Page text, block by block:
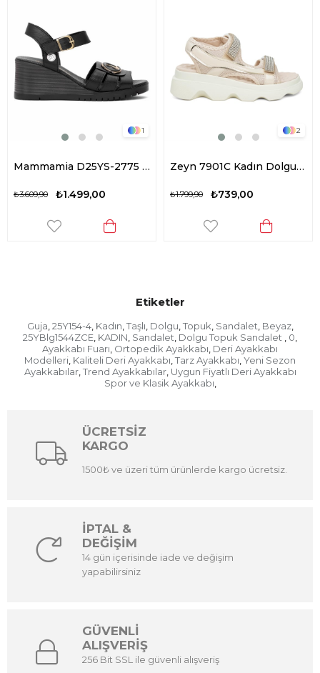
1
Mammamia D25YS-2775 Kadın Hakiki Deri Dolgu Topuk Sandalet Siyah
₺1.499,00
₺3.609,90
2
Zeyn 7901C Kadın Dolgu Topuk Sandalet Pudra
₺739,00
₺1.799,90
Etiketler
Guja, 25Y154-4, Kadın, Taşlı, Dolgu, Topuk, Sandalet, Beyaz,
25YBlg1544ZCE, KADIN, Sandalet, Dolgu Topuk Sandalet , 0,
Ayakkabı Fuarı, Ortopedik Ayakkabı, Deri Ayakkabı
Modelleri, Kaliteli Deri Ayakkabı, Tarz Ayakkabı, Yeni Sezon
Ayakkabılar, Trend Ayakkabılar, Uygun Fiyatlı Deri Ayakkabı
Spor ve Klasik Ayakkabı,
ÜCRETSİZ
KARGO
1500₺ ve üzeri tüm ürünlerde kargo ücretsiz.
İPTAL &
DEĞİŞİM
14 gün içerisinde iade ve değişim
yapabilirsiniz
GÜVENLİ
ALIŞVERİŞ
256 Bit SSL ile güvenli alışveriş